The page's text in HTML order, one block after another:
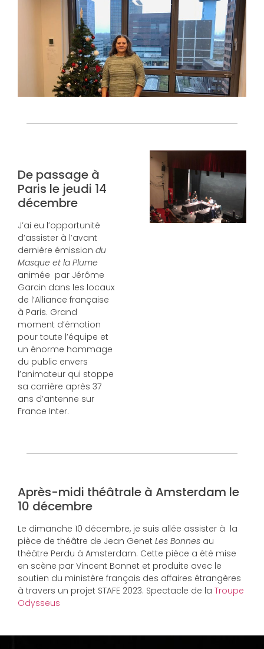
De passage à
Paris le jeudi 14
décembre
J’ai eu l’opportunité
d’assister à l’avant
dernière émission du
Masque et la Plume
animée par Jérôme
Garcin dans les locaux
de l’Alliance française
à Paris. Grand
moment d’émotion
pour toute l’équipe et
un énorme hommage
du public envers
l’animateur qui stoppe
sa carrière après 37
ans d’antenne sur
France Inter.
Après-midi théâtrale à Amsterdam le
10 décembre
Le dimanche 10 décembre, je suis allée assister à la
pièce de théâtre de Jean Genet Les Bonnes au
théâtre Perdu à Amsterdam. Cette pièce a été mise
en scène par Vincent Bonnet et produite avec le
soutien du ministère français des affaires étrangères
à travers un projet STAFE 2023. Spectacle de la Troupe
Odysseus